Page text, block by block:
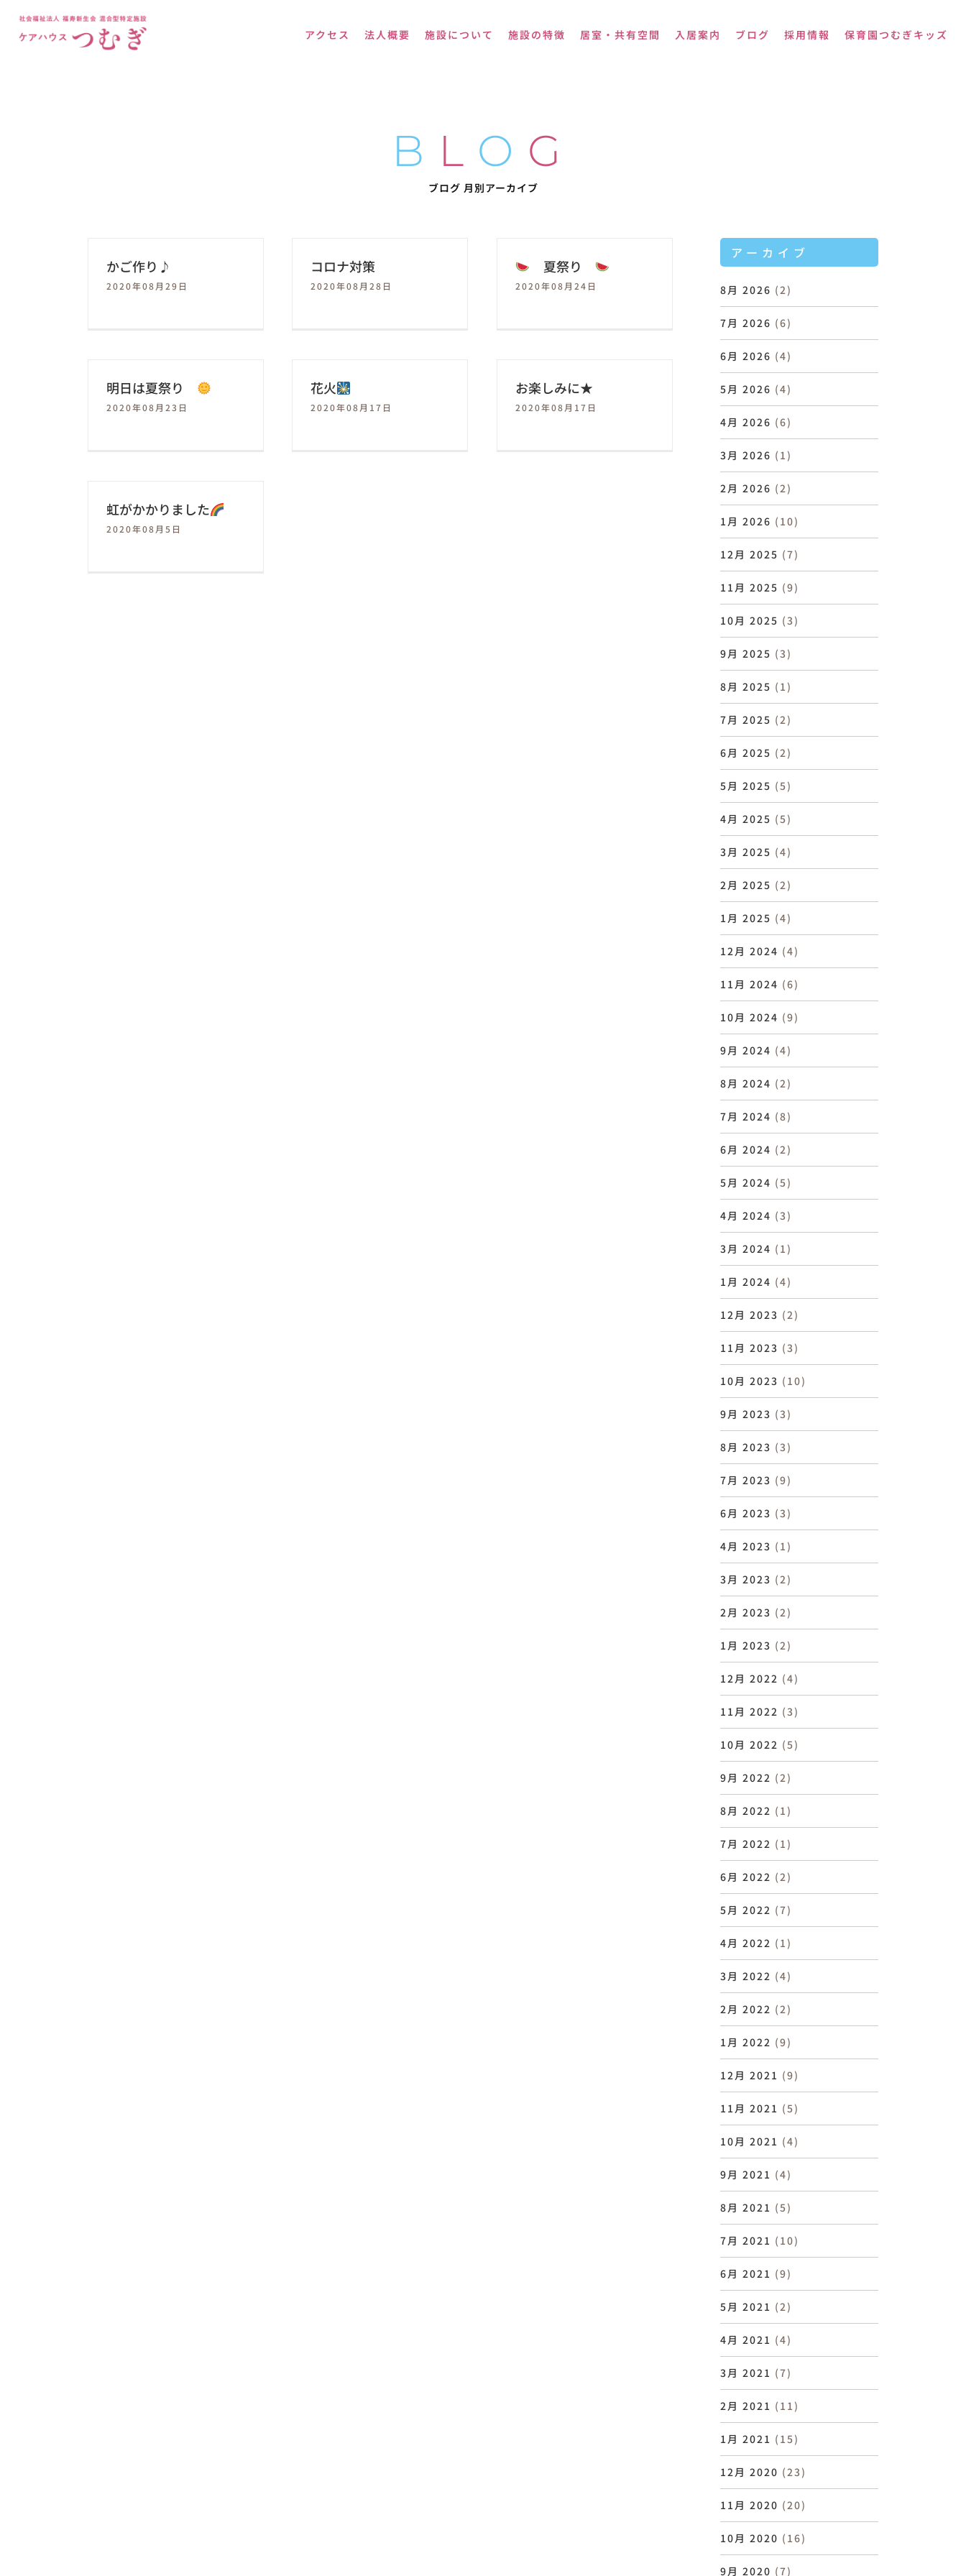
アクセス 法人概要 施設について 施設の特徴 居室・共有空間 入居案内 ブログ 採用情報 保育園つむぎキッズ
B L O G
ブログ 月別アーカイブ
かご作り♪
2020年08月29日
コロナ対策
2020年08月28日
夏祭り
2020年08月24日
明日は夏祭り
2020年08月23日
花火
2020年08月17日
お楽しみに★
2020年08月17日
虹がかかりました
2020年08月5日
アーカイブ
8月 2026 (2)
7月 2026 (6)
6月 2026 (4)
5月 2026 (4)
4月 2026 (6)
3月 2026 (1)
2月 2026 (2)
1月 2026 (10)
12月 2025 (7)
11月 2025 (9)
10月 2025 (3)
9月 2025 (3)
8月 2025 (1)
7月 2025 (2)
6月 2025 (2)
5月 2025 (5)
4月 2025 (5)
3月 2025 (4)
2月 2025 (2)
1月 2025 (4)
12月 2024 (4)
11月 2024 (6)
10月 2024 (9)
9月 2024 (4)
8月 2024 (2)
7月 2024 (8)
6月 2024 (2)
5月 2024 (5)
4月 2024 (3)
3月 2024 (1)
1月 2024 (4)
12月 2023 (2)
11月 2023 (3)
10月 2023 (10)
9月 2023 (3)
8月 2023 (3)
7月 2023 (9)
6月 2023 (3)
4月 2023 (1)
3月 2023 (2)
2月 2023 (2)
1月 2023 (2)
12月 2022 (4)
11月 2022 (3)
10月 2022 (5)
9月 2022 (2)
8月 2022 (1)
7月 2022 (1)
6月 2022 (2)
5月 2022 (7)
4月 2022 (1)
3月 2022 (4)
2月 2022 (2)
1月 2022 (9)
12月 2021 (9)
11月 2021 (5)
10月 2021 (4)
9月 2021 (4)
8月 2021 (5)
7月 2021 (10)
6月 2021 (9)
5月 2021 (2)
4月 2021 (4)
3月 2021 (7)
2月 2021 (11)
1月 2021 (15)
12月 2020 (23)
11月 2020 (20)
10月 2020 (16)
9月 2020 (7)